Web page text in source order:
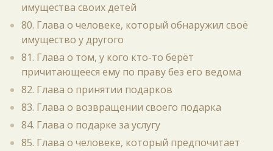
имущества своих детей
80. Глава о человеке, который обнаружил своё
имущество у другого
81. Глава о том, у кого кто-то берёт
причитающееся ему по праву без его ведома
82. Глава о принятии подарков
83. Глава о возвращении своего подарка
84. Глава о подарке за услугу
85. Глава о человеке, который предпочитает